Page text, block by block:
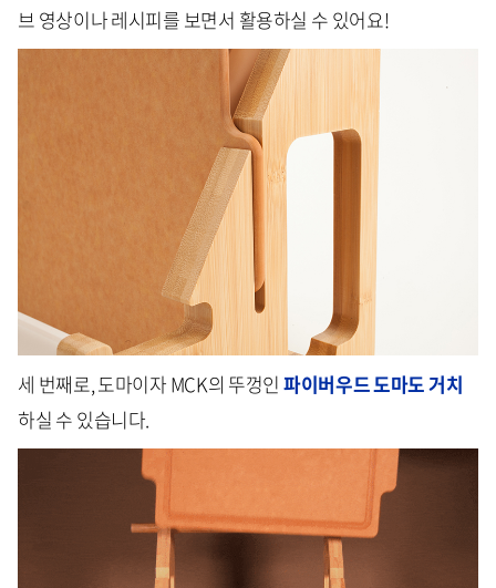
브 영상이나 레시피를 보면서 활용하실 수 있어요!
세 번째로, 도마이자 MCK의 뚜껑인파이버우드 도마도 거치
하실 수 있습니다.